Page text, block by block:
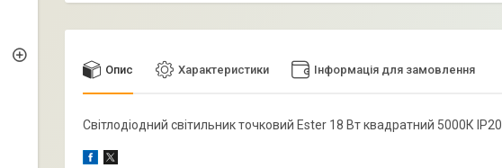
Опис Характеристики Інформація для замовлення
Світлодіодний світильник точковий Ester 18 Вт квадратний 5000К IP20